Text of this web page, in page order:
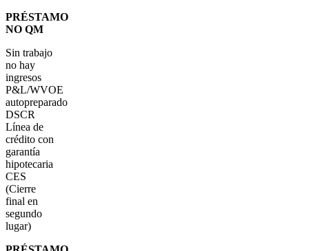
PRÉSTAMO
NO QM
Sin trabajo
no hay
ingresos
P&L/WVOE
autopreparado
DSCR
Línea de
crédito con
garantía
hipotecaria
CES
(Cierre
final en
segundo
lugar)